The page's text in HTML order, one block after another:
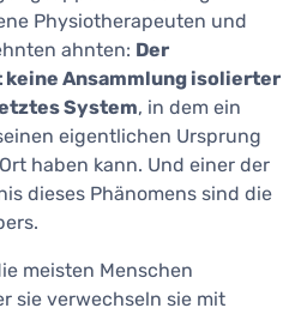
Physiotherapeuten und
ahnten: Der
Ansammlung isolierter
System, in dem ein
eigentlichen Ursprung
haben kann. Und einer der
dieses Phänomens sind die
meisten Menschen
sie verwechseln sie mit